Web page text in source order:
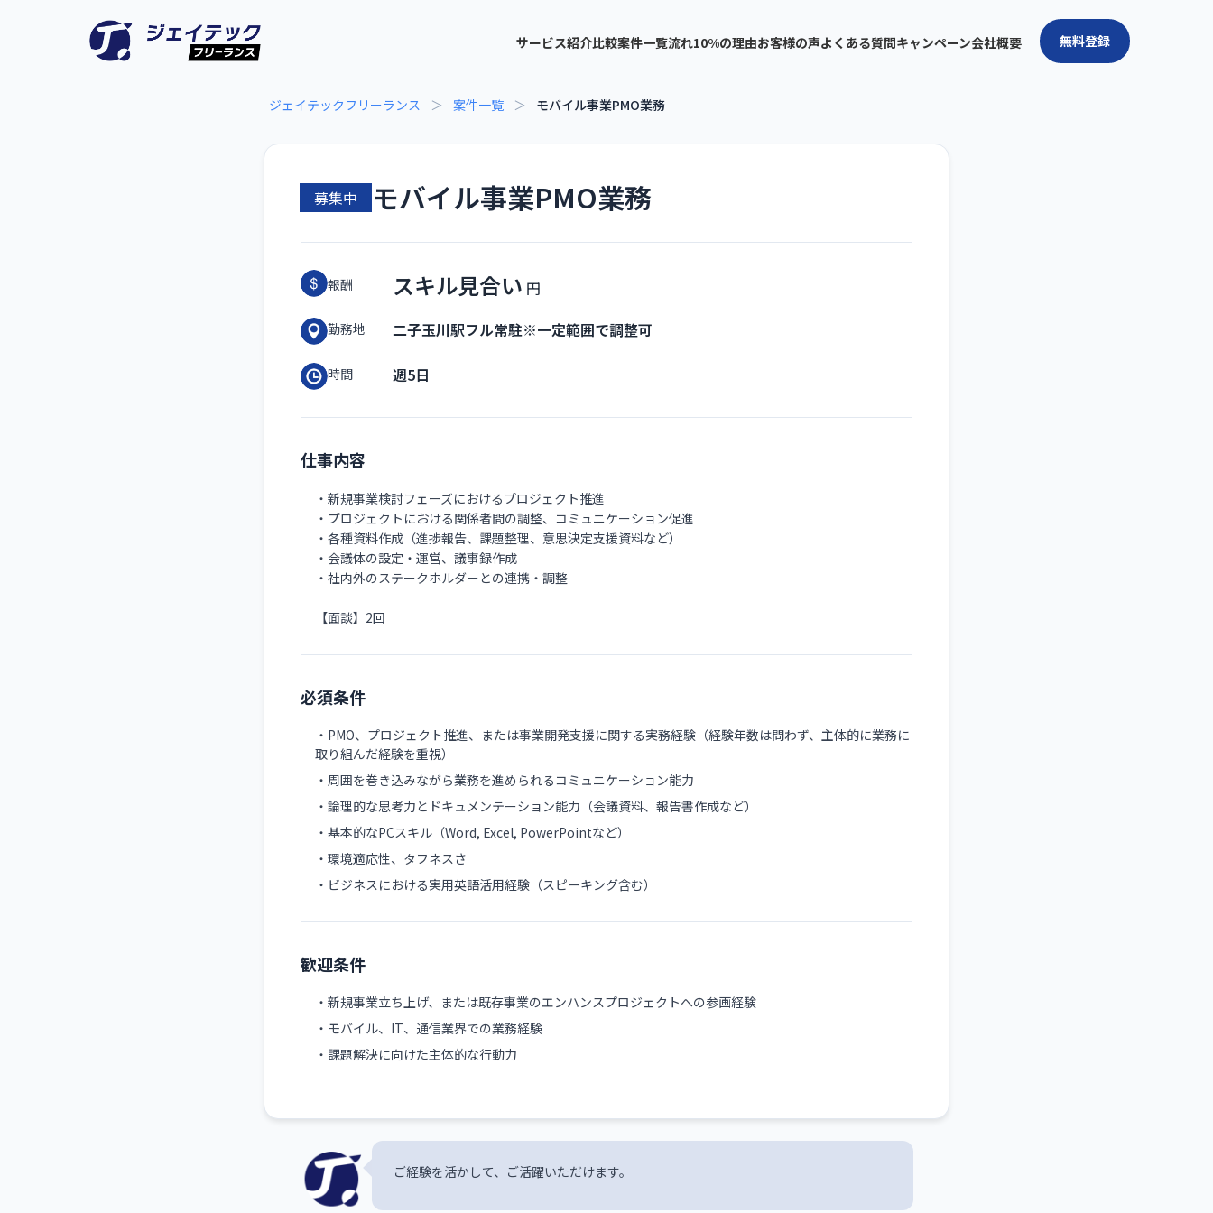
サービス紹介比較案件一覧流れ10%の理由お客様の声よくある質問キャンペーン会社概要 無料登録
ジェイテックフリーランス ＞ 案件一覧 ＞ モバイル事業PMO業務
募集中 モバイル事業PMO業務
報酬 スキル見合い
勤務地 二子玉川駅フル常駐※一定範囲で調整可
時間 週5日
仕事内容
・新規事業検討フェーズにおけるプロジェクト推進
・プロジェクトにおける関係者間の調整、コミュニケーション促進
・各種資料作成（進捗報告、課題整理、意思決定支援資料など）
・会議体の設定・運営、議事録作成
・社内外のステークホルダーとの連携・調整
【面談】2回
必須条件
・PMO、プロジェクト推進、または事業開発支援に関する実務経験（経験年数は問わず、主体的に業務に
取り組んだ経験を重視）
・周囲を巻き込みながら業務を進められるコミュニケーション能力
・論理的な思考力とドキュメンテーション能力（会議資料、報告書作成など）
・基本的なPCスキル（Word, Excel, PowerPointなど）
・環境適応性、タフネスさ
・ビジネスにおける実用英語活用経験（スピーキング含む）
歓迎条件
・新規事業立ち上げ、または既存事業のエンハンスプロジェクトへの参画経験
・モバイル、IT、通信業界での業務経験
・課題解決に向けた主体的な行動力
ご経験を活かして、ご活躍いただけます。